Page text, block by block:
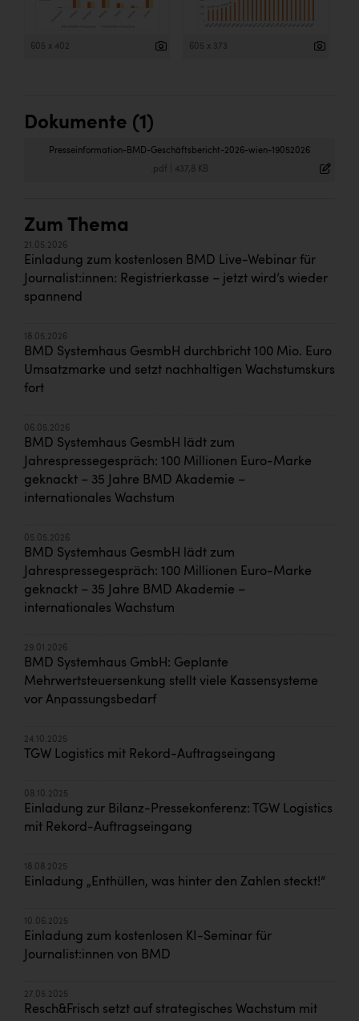
605 x 402 605 x 373
Dokumente (1)
Presseinformation-BMD-Geschäftsbericht-2026-wien-19052026
.pdf 437,8 KB
Zum Thema
21.05.2026
Einladung zum kostenlosen BMD Live-Webinar für
Journalist:innen: Registrierkasse – jetzt wird’s wieder
spannend
18.05.2026
BMD Systemhaus GesmbH durchbricht 100 Mio. Euro
Umsatzmarke und setzt nachhaltigen Wachstumskurs
fort
06.05.2026
BMD Systemhaus GesmbH lädt zum
Jahrespressegespräch: 100 Millionen Euro-Marke
geknackt – 35 Jahre BMD Akademie –
internationales Wachstum
05.05.2026
BMD Systemhaus GesmbH lädt zum
Jahrespressegespräch: 100 Millionen Euro-Marke
geknackt – 35 Jahre BMD Akademie –
internationales Wachstum
29.01.2026
BMD Systemhaus GmbH: Geplante
Mehrwertsteuersenkung stellt viele Kassensysteme
vor Anpassungsbedarf
24.10.2025
TGW Logistics mit Rekord-Auftragseingang
08.10.2025
Einladung zur Bilanz-Pressekonferenz: TGW Logistics
mit Rekord-Auftragseingang
18.08.2025
Einladung „Enthüllen, was hinter den Zahlen steckt!“
10.06.2025
Einladung zum kostenlosen KI-Seminar für
Journalist:innen von BMD
27.05.2025
Resch&Frisch setzt auf strategisches Wachstum mit